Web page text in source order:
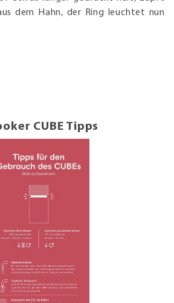
dem Hahn, der Ring leuchtet nun
CUBE Tipps